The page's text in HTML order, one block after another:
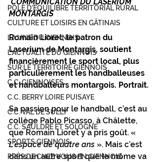
PÔLE D'ÉQUILIBRE TERRITORIAL RURAL
CULTURE ET LOISIRS EN GÂTINAIS
LA UNE DU GIENNOIS
L'ACTUALITÉ DU GIENNOIS
SUR LE TERRITOIRE GIENNOIS
C.C. GIENNOISES
C.C. BERRY LOIRE PUISAYE
C.C. VAL DE SULLY
C.C. SAULDRE ET SOLOGNE
SPORTS GIENNOIS
PRÈS DE CHEZ VOUS EN GIENNOIS
MONTARGIS
Romain Lioret, le patron du
Laserium de Montargis, soutient
financièrement le sport local, plus
particulièrement les handballeuses
et handballeurs montargois. Portrait.
Sa passion pour le handball, c’est au
collège Pablo Picasso, à Châlette,
que Romain Lioret y a pris goût. «
L’espace de quatre ans ». Mais c’est
dans un autre sport que le môme va